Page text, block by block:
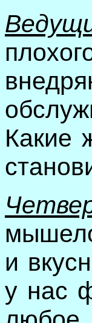
Какие
и
у нас